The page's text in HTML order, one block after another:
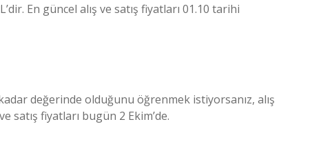
En güncel alış ve satış fiyatları 01.10 tarihi
değerinde olduğunu öğrenmek istiyorsanız, alış
satış fiyatları bugün 2 Ekim’de.